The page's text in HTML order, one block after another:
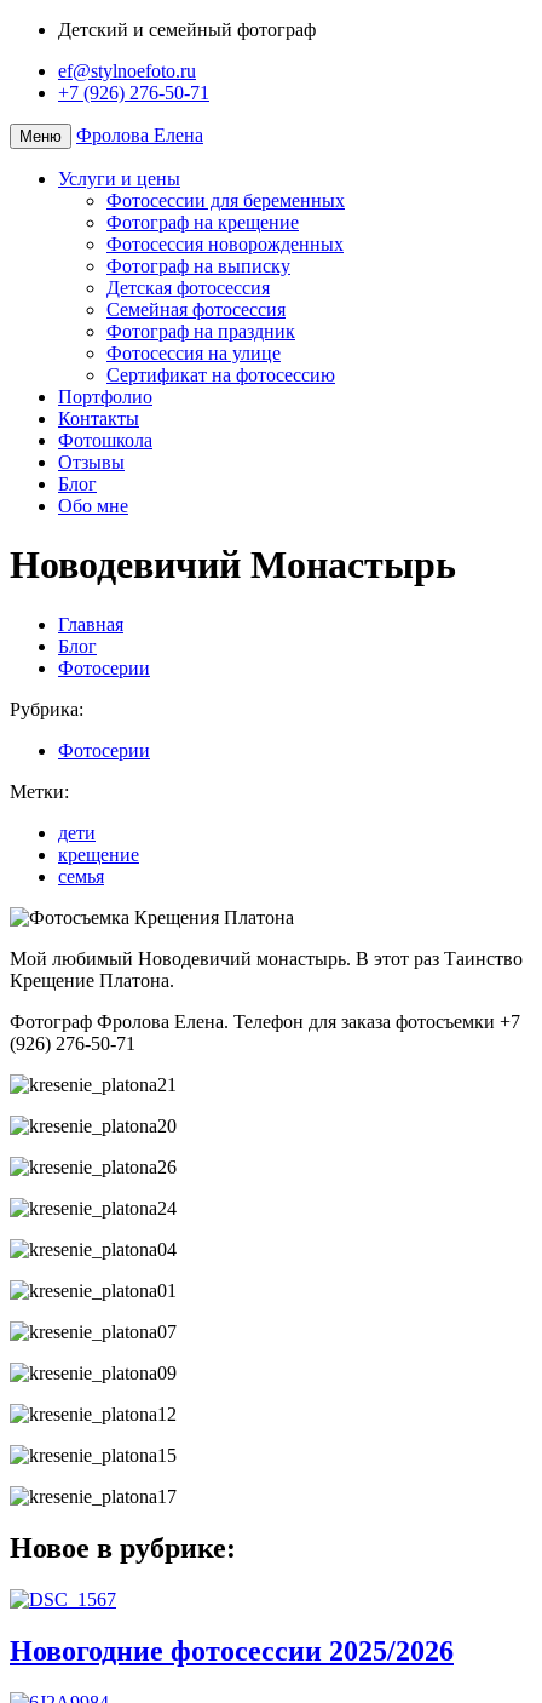
Детский и семейный фотограф
ef@stylnoefoto.ru
+7 (926) 276-50-71
Меню Фролова Елена
Услуги и цены
Фотосессии для беременных
Фотограф на крещение
Фотосессия новорожденных
Фотограф на выписку
Детская фотосессия
Семейная фотосессия
Фотограф на праздник
Фотосессия на улице
Сертификат на фотосессию
Портфолио
Контакты
Фотошкола
Отзывы
Блог
Обо мне
Новодевичий Монастырь
Главная
Блог
Фотосерии
Рубрика:
Фотосерии
Метки:
дети
крещение
семья
Мой любимый Новодевичий монастырь. В этот раз Таинство
Крещение Платона.
Фотограф Фролова Елена. Телефон для заказа фотосъемки +7
(926) 276-50-71
Новое в рубрике:
Новогодние фотосессии 2025/2026